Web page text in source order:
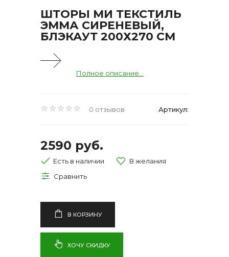
ШТОРЫ МИ ТЕКСТИЛЬ
ЭММА СИРЕНЕВЫЙ,
БЛЭКАУТ 200Х270 СМ
Полное описание...
0 отзывов Артикул:
2590 руб.
Есть в наличии
В КОРЗИНУ
ХОЧУ СКИДКУ